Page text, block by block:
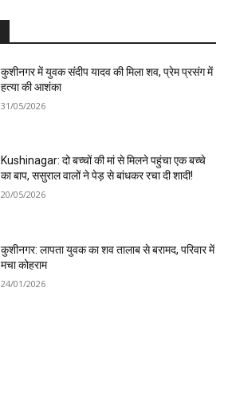
कुशीनगर में युवक संदीप यादव की मिला शव, प्रेम प्रसंग में
हत्या की आशंका
31/05/2026
Kushinagar: दो बच्चों की मां से मिलने पहुंचा एक बच्चे
का बाप, ससुराल वालों ने पेड़ से बांधकर रचा दी शादी!
20/05/2026
कुशीनगर: लापता युवक का शव तालाब से बरामद, परिवार में
मचा कोहराम
24/01/2026